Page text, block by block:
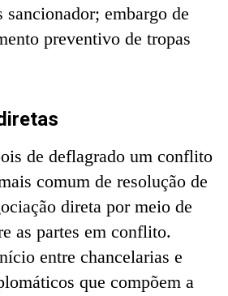
embargo de
preventivo de tropas
de deflagrado um conflito
comum de resolução de
direta por meio de
as partes em conflito.
entre chancelarias e
que compõem a